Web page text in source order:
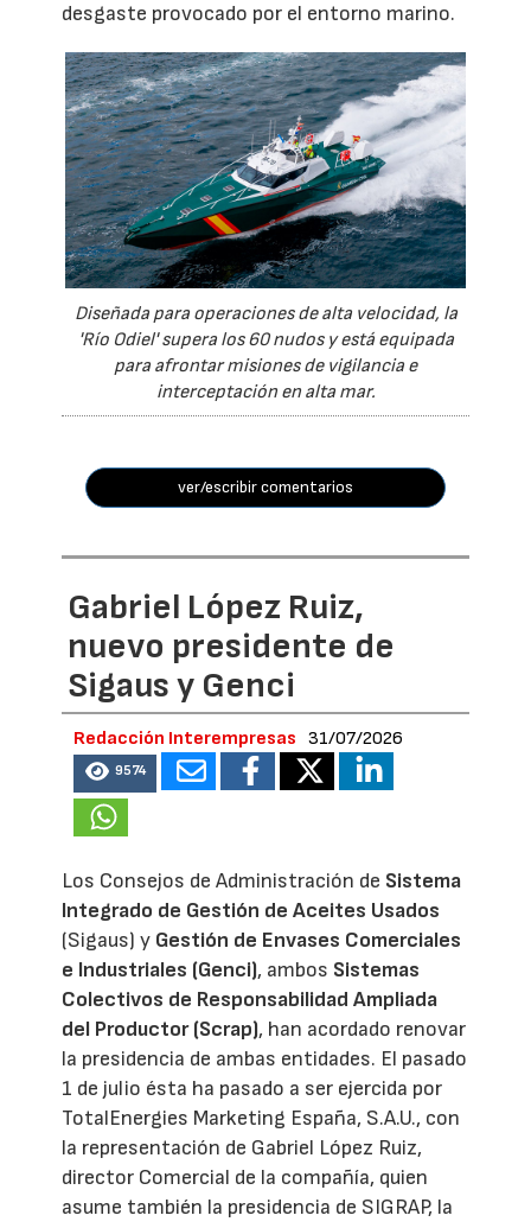
desgaste provocado por el entorno marino.
Diseñada para operaciones de alta velocidad, la
'Río Odiel' supera los 60 nudos y está equipada
para afrontar misiones de vigilancia e
interceptación en alta mar.
ver/escribir comentarios
Gabriel López Ruiz,
nuevo presidente de
Sigaus y Genci
Redacción Interempresas 31/07/2026
9574
Los Consejos de Administración de Sistema
Integrado de Gestión de Aceites Usados
(Sigaus) y Gestión de Envases Comerciales
e Industriales (Genci), ambos Sistemas
Colectivos de Responsabilidad Ampliada
del Productor (Scrap), han acordado renovar
la presidencia de ambas entidades. El pasado
1 de julio ésta ha pasado a ser ejercida por
TotalEnergies Marketing España, S.A.U., con
la representación de Gabriel López Ruiz,
director Comercial de la compañía, quien
asume también la presidencia de SIGRAP, la